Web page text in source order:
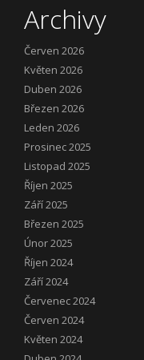
Archivy
Červen 2026
Květen 2026
Duben 2026
Březen 2026
Leden 2026
Prosinec 2025
Listopad 2025
Říjen 2025
Září 2025
Březen 2025
Únor 2025
Říjen 2024
Září 2024
Červenec 2024
Červen 2024
Květen 2024